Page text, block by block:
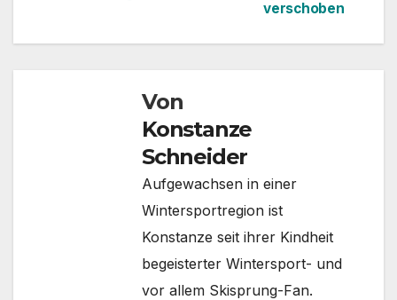
verschoben
Von
Konstanze
Schneider
Aufgewachsen in einer
Wintersportregion ist
Konstanze seit ihrer Kindheit
begeisterter Wintersport- und
vor allem Skisprung-Fan.